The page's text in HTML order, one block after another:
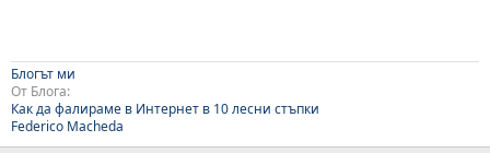
Блогът ми
От Блога:
Как да фалираме в Интернет в 10 лесни стъпки
Federico Macheda